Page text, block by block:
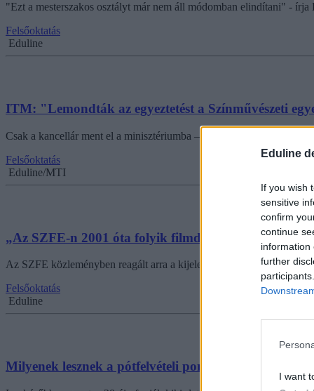
Eduline
If you wish
sensitive
confirm
continue
information
further
I want
"Ezt a mesterszakos osztályt már nem áll módomban elindítani" -
Felsőoktatás
Eduline
ITM: "Lemondták az egyeztetést a Színművészeti
Csak a kancellár ment el a minisztériumba – közölte a minisztérium.
Felsőoktatás
Eduline/MTI
„Az SZFE-n 2001 óta folyik filmdramaturgok és
Az SZFE közleményben reagált arra a kijelentésre, hogy az
Felsőoktatás
Eduline
Milyenek lesznek a pótfelvételi ponthatárai?